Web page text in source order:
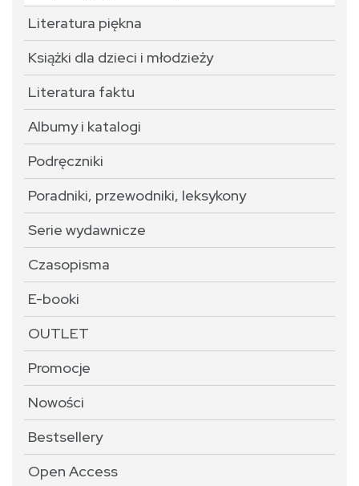
Literatura piękna
Książki dla dzieci i młodzieży
Literatura faktu
Albumy i katalogi
Podręczniki
Poradniki, przewodniki, leksykony
Serie wydawnicze
Czasopisma
E-booki
OUTLET
Promocje
Nowości
Bestsellery
Open Access